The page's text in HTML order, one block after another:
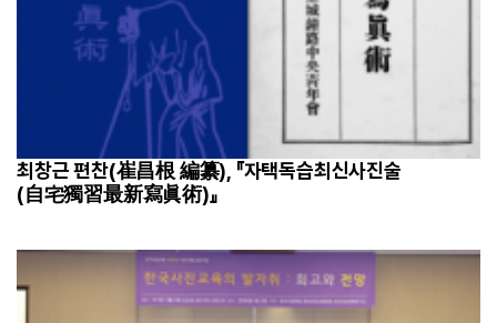
최창근 편찬(崔昌根 編纂), 『자택독습최신사진술
(自宅獨習最新寫眞術)』